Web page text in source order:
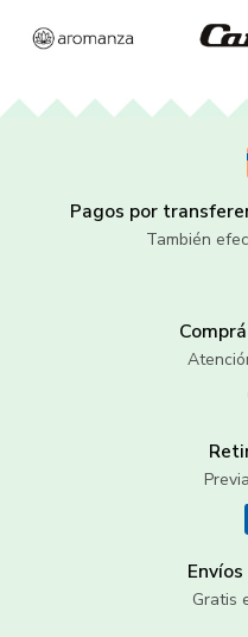
Pagos por
También
Gratis